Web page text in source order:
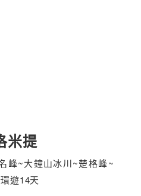
米提
峰~大鐘山冰川~楚格峰~
遊14天